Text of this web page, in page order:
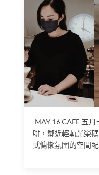
MAY 16 CAFE 五
啡，鄰近輕軌光榮
式慵懶氛圍的空間